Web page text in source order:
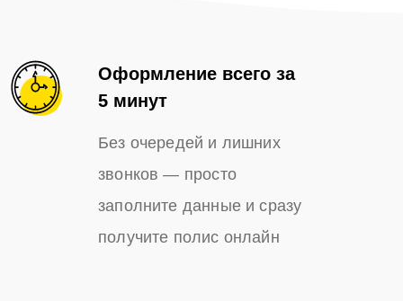
Оформление всего за
5 минут
Без очередей и лишних
звонков — просто
заполните данные и сразу
получите полис онлайн